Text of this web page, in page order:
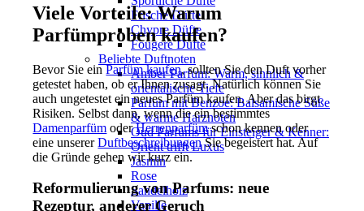
Frische Düfte
Chypre Düfte
Fougere Düfte
Beliebte Duftnoten
Amber Parfum: Warm, sinnlich &
orientalische Tiefe
Parfum mit Benzoe: Balsamische Süße
& warme Harznoten
Oud Parfums für Einsteiger & Kenner:
Orient trifft Luxus
Jasmin
Rose
Sandelholz
Vanille
Viele Vorteile: Warum
Parfümproben kaufen?
Bevor Sie einParfüm kaufen, sollten Sie den Duft vorher
getestet haben, ob er Ihnen zusagt. Natürlich können Sie
auch ungetestet ein neues Parfüm kaufen. Aber das birgt
Risiken. Selbst dann, wenn die ein bestimmtes
Damenparfüm oderHerrenparfümschon kennen oder
eine unsererDuftbeschreibungenSie begeistert hat. Auf
die Gründe gehen wir kurz ein.
Reformulierung von Parfums: neue
Rezeptur, anderer Geruch